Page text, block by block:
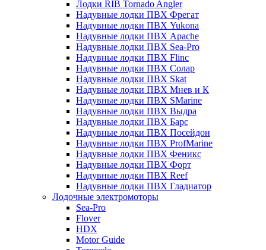
Лодки RIB Tornado Angler
Надувные лодки ПВХ Фрегат
Надувные лодки ПВХ Yukona
Надувные лодки ПВХ Apache
Надувные лодки ПВХ Sea-Pro
Надувные лодки ПВХ Flinc
Надувные лодки ПВХ Солар
Надувные лодки ПВХ Skat
Надувные лодки ПВХ Мнев и К
Надувные лодки ПВХ SMarine
Надувные лодки ПВХ Выдра
Надувные лодки ПВХ Барс
Надувные лодки ПВХ Посейдон
Надувные лодки ПВХ ProfMarine
Надувные лодки ПВХ Феникс
Надувные лодки ПВХ Форт
Надувные лодки ПВХ Reef
Надувные лодки ПВХ Гладиатор
Лодочные электромоторы
Sea-Pro
Flover
HDX
Motor Guide